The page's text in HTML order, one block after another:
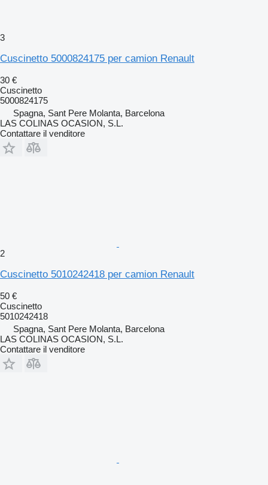
3
Cuscinetto 5000824175 per camion Renault
30 €
Cuscinetto
5000824175
Spagna, Sant Pere Molanta, Barcelona
LAS COLINAS OCASION, S.L.
Contattare il venditore
2
Cuscinetto 5010242418 per camion Renault
50 €
Cuscinetto
5010242418
Spagna, Sant Pere Molanta, Barcelona
LAS COLINAS OCASION, S.L.
Contattare il venditore